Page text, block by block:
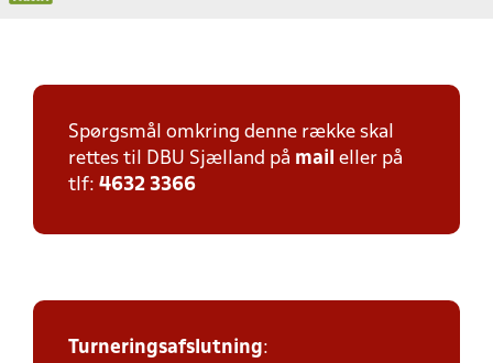
Spørgsmål omkring denne række skal
rettes til DBU Sjælland på mail eller på
tlf: 4632 3366
Turneringsafslutning: